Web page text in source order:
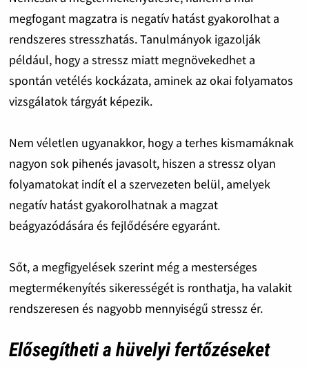
megfogant magzatra is negatív hatást gyakorolhat a
rendszeres stresszhatás. Tanulmányok igazolják
például, hogy a stressz miatt megnövekedhet a
spontán vetélés kockázata, aminek az okai folyamatos
vizsgálatok tárgyát képezik.
Nem véletlen ugyanakkor, hogy a terhes kismamáknak
nagyon sok pihenés javasolt, hiszen a stressz olyan
folyamatokat indít el a szervezeten belül, amelyek
negatív hatást gyakorolhatnak a magzat
beágyazódására és fejlődésére egyaránt.
Sőt, a megfigyelések szerint még a mesterséges
megtermékenyítés sikerességét is ronthatja, ha valakit
rendszeresen és nagyobb mennyiségű stressz ér.
Elősegítheti a hüvelyi fertőzéseket